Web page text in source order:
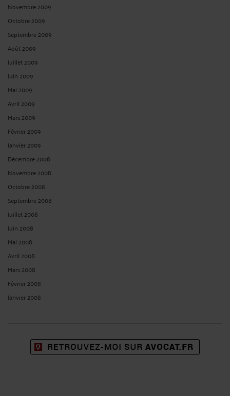
Novembre 2009
Octobre 2009
Septembre 2009
Août 2009
Juillet 2009
Juin 2009
Mai 2009
Avril 2009
Mars 2009
Février 2009
Janvier 2009
Décembre 2008
Novembre 2008
Octobre 2008
Septembre 2008
Juillet 2008
Juin 2008
Mai 2008
Avril 2008
Mars 2008
Février 2008
Janvier 2008